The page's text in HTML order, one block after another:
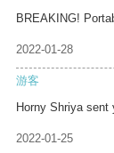
BREAKING!
2022-01-28
游客
Horny Shriya sent
2022-01-25